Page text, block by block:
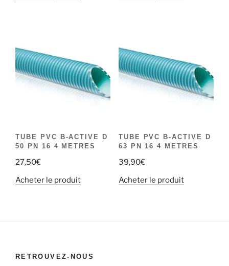
TUBE PVC B-ACTIVE D
50 PN 16 4 METRES
27,50€
Acheter le produit
TUBE PVC B-ACTIVE D
63 PN 16 4 METRES
39,90€
Acheter le produit
RETROUVEZ-NOUS